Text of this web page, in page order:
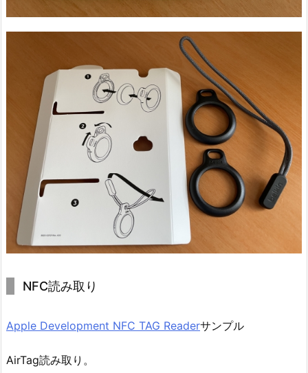
NFC読み取り
Apple Development NFC TAG Readerサンプル
AirTag読み取り。